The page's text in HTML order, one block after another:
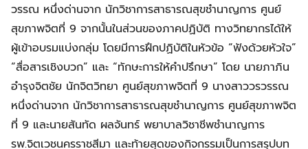
วรรณ หนึ่งด่านจาก นักวิชาการสาธารณสุขชำนาญการ ศูนย์
สุขภาพจิตที่ 9 จากนั้นในส่วนของภาคปฏิบัติ ทางวิทยากรได้ให้
ผู้เข้าอบรมแบ่งกลุ่ม โดยมีการฝึกปฏิบัติในหัวข้อ “ฟังด้วยหัวใจ”
“สื่อสารเชิงบวก” และ “ทักษะการให้คำปรึกษา” โดย นายภาภิน
อำรุงจิตชัย นักจิตวิทยา ศูนย์สุขภาพจิตที่ 9 นางสาววรวรรณ
หนึ่งด่านจาก นักวิชาการสาธารณสุขชำนาญการ ศูนย์สุขภาพจิต
ที่ 9 และนายสันทัด ผลจันทร์ พยาบาลวิชาชีพชำนาญการ
รพ.จิตเวชนครราชสีมา และท้ายสุดของกิจกรรมเป็นการสรุปบท